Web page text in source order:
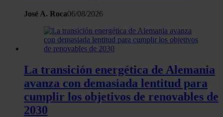
José A. Roca06/08/2026
La transición energética de Alemania
avanza con demasiada lentitud para
cumplir los objetivos de renovables de
2030